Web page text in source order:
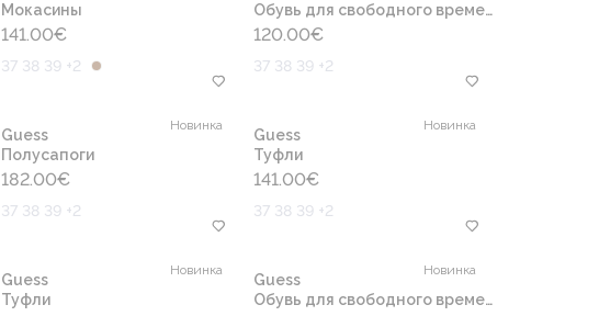
Мокасины
141.00€
37 38 39 +2
Обувь для свободного времени
120.00€
37 38 39 +2
Новинка
Guess
Полусапоги
182.00€
37 38 39 +2
Новинка
Guess
Туфли
141.00€
37 38 39 +2
Новинка
Guess
Туфли
Новинка
Guess
Обувь для свободного времени